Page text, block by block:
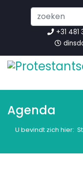
+31 481
Agenda
U bevindt zich hier: